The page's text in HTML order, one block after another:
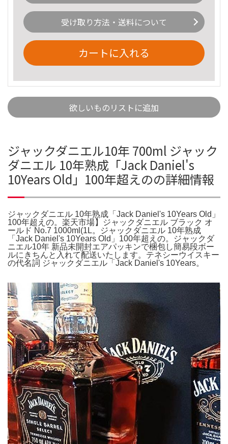
受け取り方法・送料について
カートに入れる
欲しいものリストに追加
ジャックダニエル10年 700ml ジャック
ダニエル 10年熟成「Jack Daniel's
10Years Old」100年超えのの詳細情報
ジャックダニエル 10年熟成「Jack Daniel's 10Years Old」
100年超えの。楽天市場】ジャックダニエル ブラック オ
ールド No.7 1000ml(1L。ジャックダニエル 10年熟成
「Jack Daniel's 10Years Old」100年超えの。ジャックダ
ニエル10年 新品未開封エアパッキンで梱包し簡易段ボー
ルにきちんと入れて配送いたします。テネシーウイスキー
の代名詞 ジャックダニエル「Jack Daniel's 10Years。